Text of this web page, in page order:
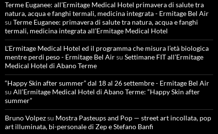
Terme Euganee: all’Ermitage Medical Hotel primavera di salute tra
natura, acqua e fanghi termali, medicina integrata - Ermitage Bel Air
su Terme Euganee: primavera di salute tra natura, acqua e fanghi
termali, medicina integrata all’Ermitage Medical Hotel
L'Ermitage Medical Hotel ed il programma che misura l’età biologica
mentre perdi peso - Ermitage Bel Airsu Settimane FIT all’Ermitage
Medical Hotel di Abano Terme
“Happy Skin after summer” dal 18 al 26 settembre - Ermitage Bel Air
su All’Ermitage Medical Hotel di Abano Terme: “Happy Skin after
summer”
Bruno Volpezsu Mostra Pasteups and Pop — street art incollata, pop
art illuminata, bi-personale di Zep e Stefano Banfi